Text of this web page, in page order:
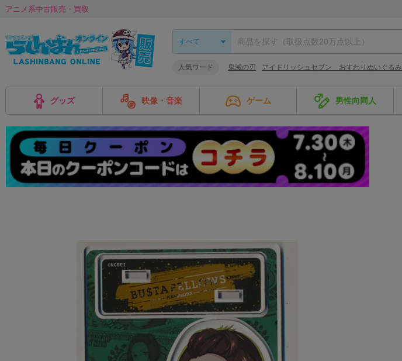
アニメ系中古販売・買取
人気ワード 鬼滅の刃 アイドリッシュセブン おすわりぬいぐるみ
グッズ 映像・音楽 ゲーム 男性向同人